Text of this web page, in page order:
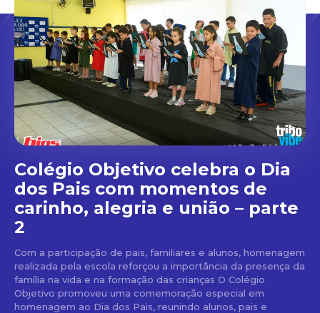
Colégio Objetivo celebra o Dia
dos Pais com momentos de
carinho, alegria e união – parte
2
Com a participação de pais, familiares e alunos, homenagem
realizada pela escola reforçou a importância da presença da
família na vida e na formação das crianças O Colégio
Objetivo promoveu uma comemoração especial em
homenagem ao Dia dos Pais, reunindo alunos, pais e